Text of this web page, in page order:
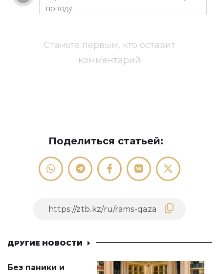
Станьте первым, кто оставит
комментарий
Поделиться статьей:
ДРУГИЕ НОВОСТИ
Без паники и